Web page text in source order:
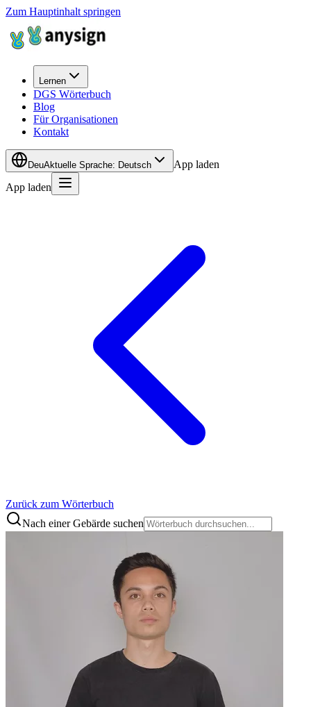
Zum Hauptinhalt springen
Lernen
DGS Wörterbuch
Blog
Für Organisationen
Kontakt
DeuAktuelle Sprache: Deutsch
App laden
App laden
Zurück zum Wörterbuch
Nach einer Gebärde suchen